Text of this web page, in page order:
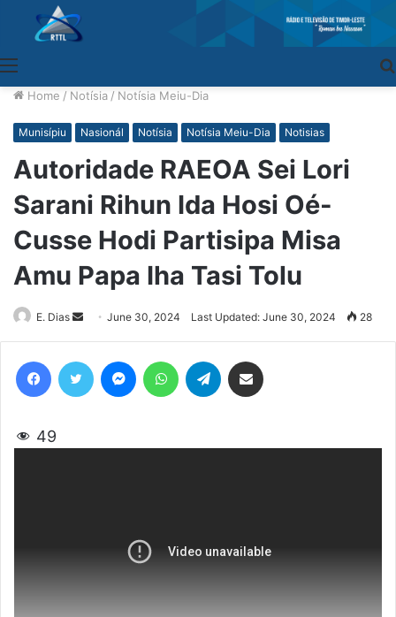
Home / Notísia / Notísia Meiu-Dia
Munisípiu Nasionál Notísia Notísia Meiu-Dia Notisias
Autoridade RAEOA Sei Lori
Sarani Rihun Ida Hosi Oé-
Cusse Hodi Partisipa Misa
Amu Papa Iha Tasi Tolu
E. Dias
Send
an
June 30, 2024 Last Updated: June 30, 2024 28
49